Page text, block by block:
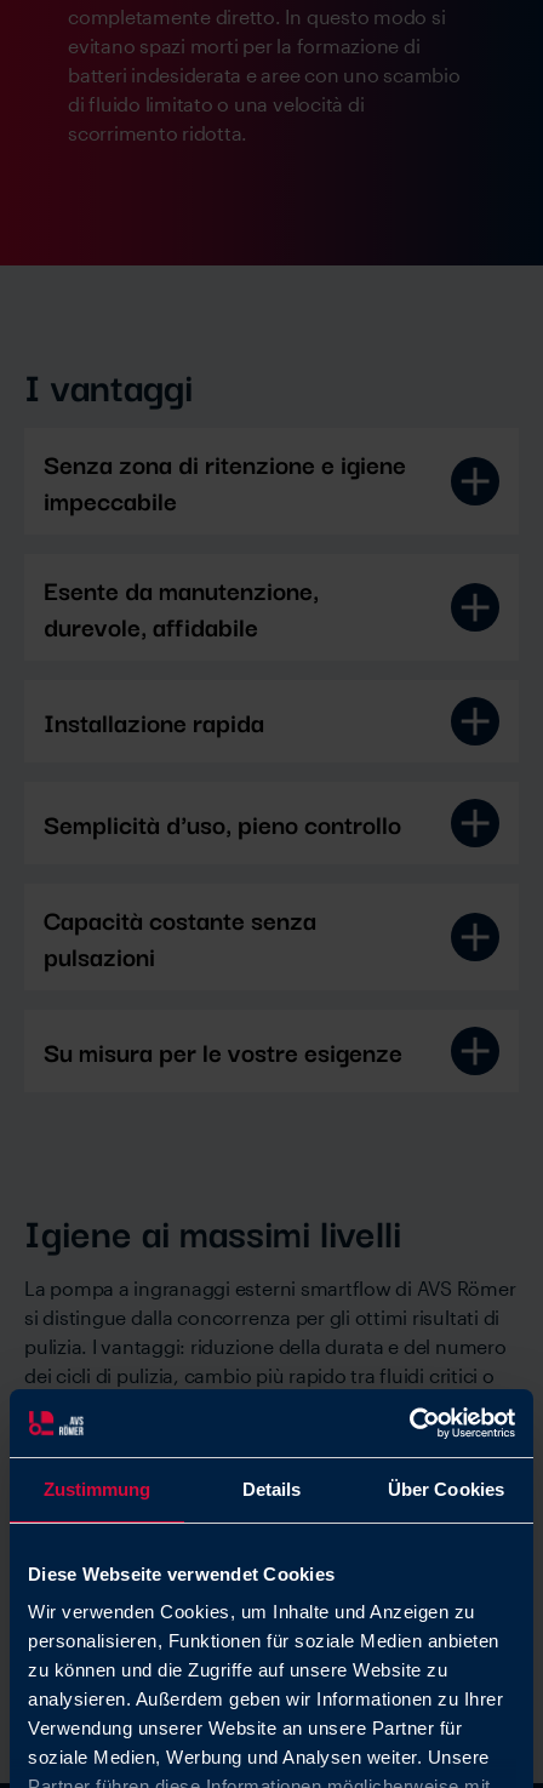
Zustimmung Details Über Cookies
Diese Webseite verwendet Cookies
Wir verwenden Cookies, um Inhalte und Anzeigen zu
personalisieren, Funktionen für soziale Medien anbieten
zu können und die Zugriffe auf unsere Website zu
analysieren. Außerdem geben wir Informationen zu Ihrer
Verwendung unserer Website an unsere Partner für
soziale Medien, Werbung und Analysen weiter. Unsere
completamente diretto. In questo modo si
evitano spazi morti per la formazione di
batteri indesiderata e aree con uno scambio
di fluido limitato o una velocità di
scorrimento ridotta.
I vantaggi
Senza zona di ritenzione e igiene
impeccabile
Esente da manutenzione,
durevole, affidabile
Installazione rapida
Semplicità d'uso, pieno controllo
Capacità costante senza
pulsazioni
Su misura per le vostre esigenze
Igiene ai massimi livelli
La pompa a ingranaggi esterni smartflow di AVS Römer
si distingue dalla concorrenza per gli ottimi risultati di
pulizia. I vantaggi: riduzione della durata e del numero
dei cicli di pulizia, cambio più rapido tra fluidi critici o